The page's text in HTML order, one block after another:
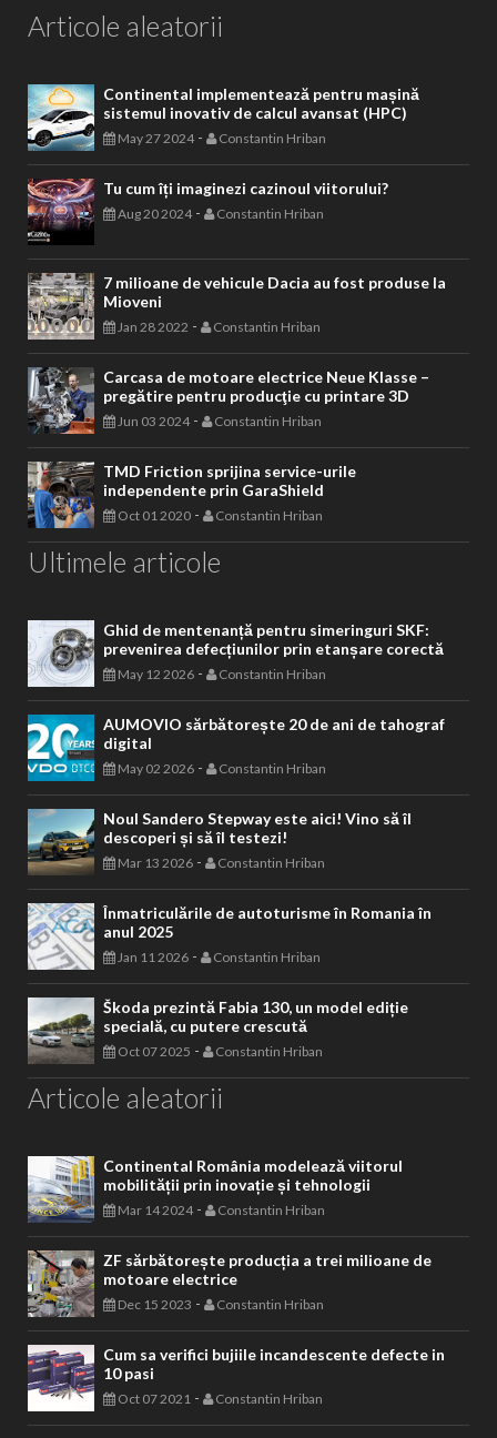
Articole aleatorii
Continental implementează pentru mașină
sistemul inovativ de calcul avansat (HPC)
May 27 2024- Constantin Hriban
Tu cum îți imaginezi cazinoul viitorului?
Aug 20 2024- Constantin Hriban
7 milioane de vehicule Dacia au fost produse la
Mioveni
Jan 28 2022 - Constantin Hriban
Carcasa de motoare electrice Neue Klasse –
pregătire pentru producţie cu printare 3D
Jun 03 2024- Constantin Hriban
TMD Friction sprijina service-urile
independente prin GaraShield
Oct 01 2020 - Constantin Hriban
Ultimele articole
Ghid de mentenanță pentru simeringuri SKF:
prevenirea defecțiunilor prin etanșare corectă
May 12 2026 - Constantin Hriban
AUMOVIO sărbătorește 20 de ani de tahograf
digital
May 02 2026 - Constantin Hriban
Noul Sandero Stepway este aici! Vino să îl
descoperi și să îl testezi!
Mar 13 2026 - Constantin Hriban
Înmatriculările de autoturisme în Romania în
anul 2025
Jan 11 2026 - Constantin Hriban
Škoda prezintă Fabia 130, un model ediție
specială, cu putere crescută
Oct 07 2025 - Constantin Hriban
Articole aleatorii
Continental România modelează viitorul
mobilității prin inovație și tehnologii
Mar 14 2024- Constantin Hriban
ZF sărbătorește producția a trei milioane de
motoare electrice
Dec 15 2023 - Constantin Hriban
Cum sa verifici bujiile incandescente defecte in
10 pasi
Oct 07 2021 - Constantin Hriban